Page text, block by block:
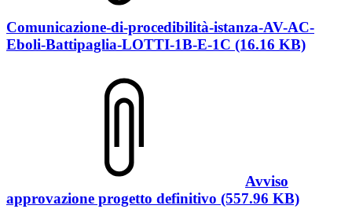
Comunicazione-di-procedibilità-istanza-AV-AC-
Eboli-Battipaglia-LOTTI-1B-E-1C (16.16 KB)
Avviso
approvazione progetto definitivo (557.96 KB)